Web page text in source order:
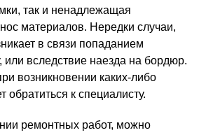
так и ненадлежащая
материалов. Нередки случаи,
в связи попаданием
или вследствие наезда на бордюр.
возникновении каких-либо
обратиться к специалисту.
ремонтных работ, можно